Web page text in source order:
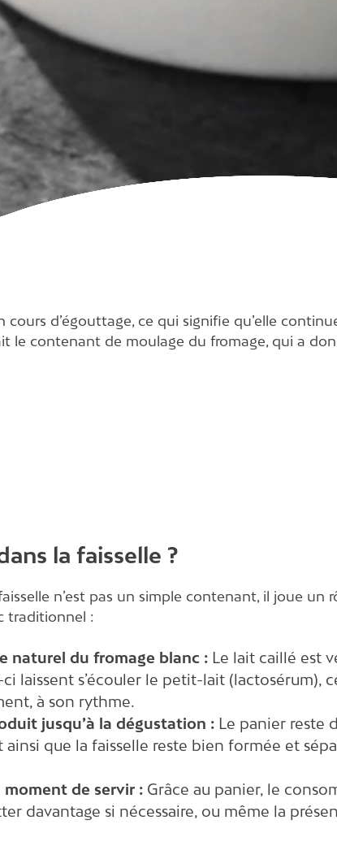
d’égouttage, ce qui signifie qu’elle
le contenant de moulage du fromage, qui a
la faisselle ?
n’est pas un simple contenant, il joue un
traditionnel :
naturel du fromage blanc : Le lait caillé est
ci laissent s’écouler le petit-lait (lactosérum),
à son rythme.
jusqu’à la dégustation : Le panier reste
ainsi que la faisselle reste bien formée et
de servir : Grâce au panier, le
davantage si nécessaire, ou même la